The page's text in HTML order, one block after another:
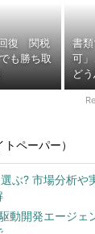
復 関税
も勝ち取
書
可
ど
ペーパー）
ぶ? 市場分析や
動開発エージェ